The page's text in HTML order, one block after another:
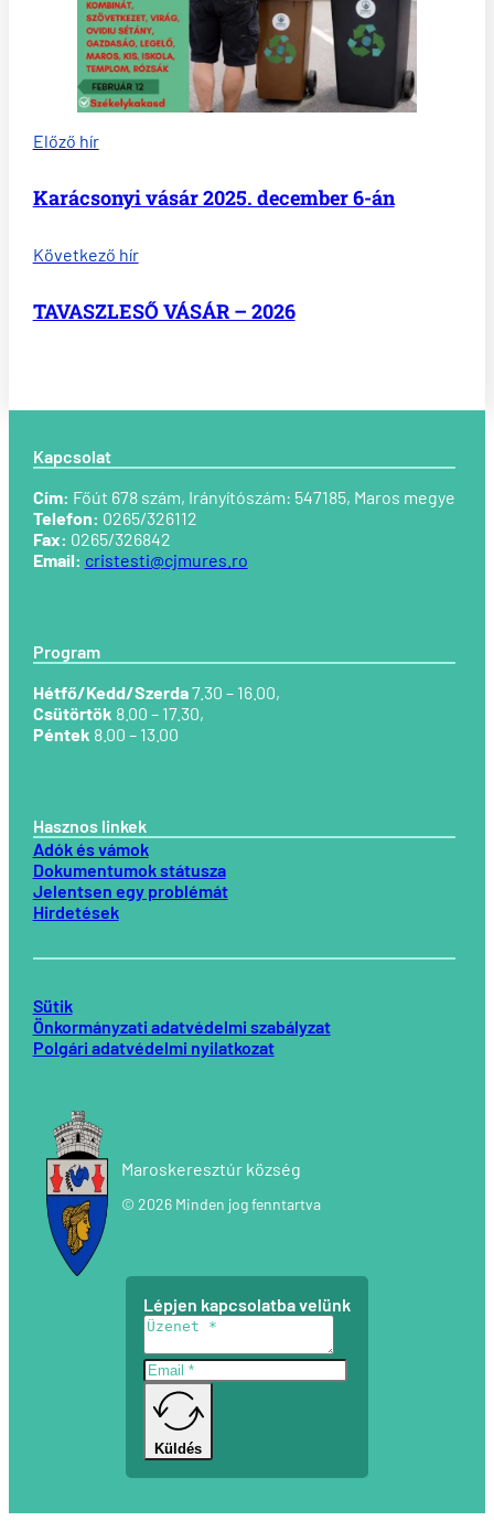
Előző hír
Karácsonyi vásár 2025. december 6-án
Következő hír
TAVASZLESŐ VÁSÁR – 2026
Kapcsolat
Cím: Főút 678 szám, Irányítószám: 547185, Maros megye
Telefon: 0265/326112
Fax: 0265/326842
Email: cristesti@cjmures.ro
Program
Hétfő/Kedd/Szerda7.30 – 16.00,
Csütörtök 8.00 – 17.30,
Péntek 8.00 – 13.00
Hasznos linkek
Adók és vámok
Dokumentumok státusza
Jelentsen egy problémát
Hirdetések
Maroskeresztúr község
© 2026 Minden jog fenntartva
Sütik
Önkormányzati adatvédelmi szabályzat
Polgári adatvédelmi nyilatkozat
Lépjen kapcsolatba velünk
Küldés